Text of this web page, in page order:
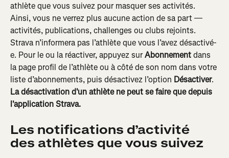
athlète que vous suivez pour masquer ses activités.
Ainsi, vous ne verrez plus aucune action de sa part —
activités, publications, challenges ou clubs rejoints.
Strava n’informera pas l’athlète que vous l’avez désactivé-
e. Pour le ou la réactiver, appuyez sur Abonnement dans
la page profil de l’athlète ou à côté de son nom dans votre
liste d’abonnements, puis désactivez l’option Désactiver.
La désactivation d'un athlète ne peut se faire que depuis
l'application Strava.
Les notifications d’activité
des athlètes que vous suivez